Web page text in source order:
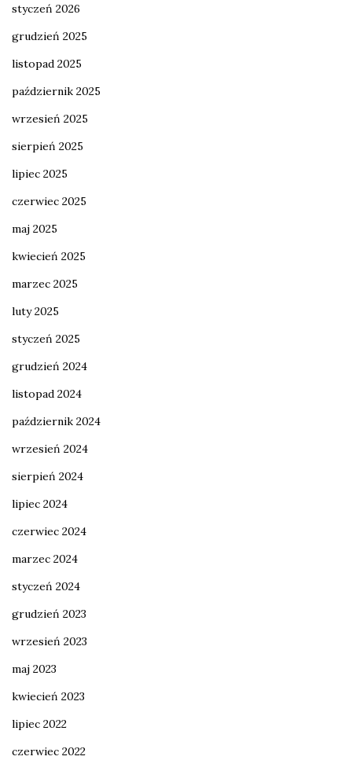
styczeń 2026
grudzień 2025
listopad 2025
październik 2025
wrzesień 2025
sierpień 2025
lipiec 2025
czerwiec 2025
maj 2025
kwiecień 2025
marzec 2025
luty 2025
styczeń 2025
grudzień 2024
listopad 2024
październik 2024
wrzesień 2024
sierpień 2024
lipiec 2024
czerwiec 2024
marzec 2024
styczeń 2024
grudzień 2023
wrzesień 2023
maj 2023
kwiecień 2023
lipiec 2022
czerwiec 2022